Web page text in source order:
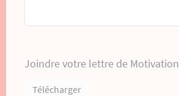
Joindre votre lettre de Motivation
Télécharger